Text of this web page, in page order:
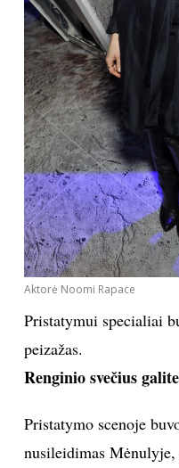
Aktorė Noomi Rapace
Pristatymui specialiai
peizažas.
Renginio svečius
Pristatymo scenoje
nusileidimas Mėnulyje,